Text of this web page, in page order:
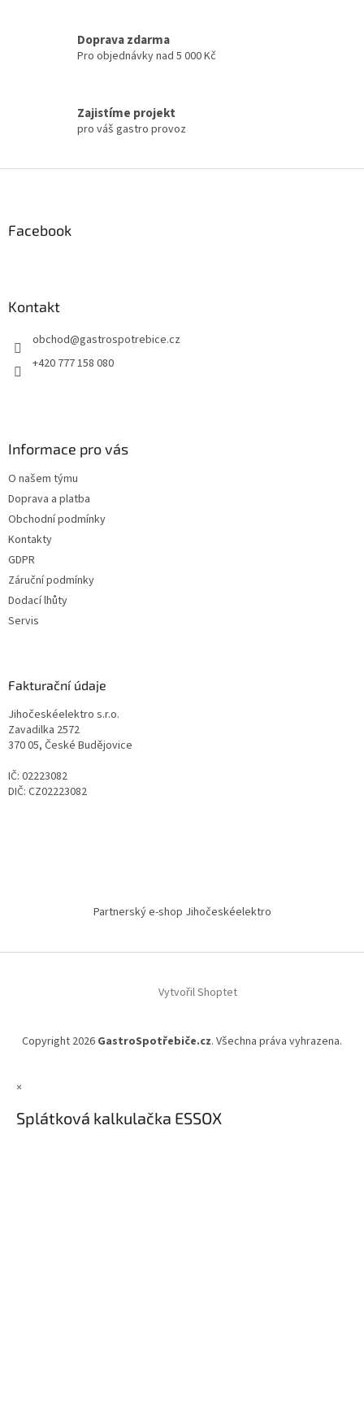
Doprava zdarma
Pro objednávky nad 5 000 Kč
Zajistíme projekt
pro váš gastro provoz
Facebook
Kontakt
obchod@gastrospotrebice.cz
+420 777 158 080
Informace pro vás
O našem týmu
Doprava a platba
Obchodní podmínky
Kontakty
GDPR
Záruční podmínky
Dodací lhůty
Servis
Fakturační údaje
Jihočeskéelektro s.r.o.
Zavadilka 2572
370 05, České Budějovice
IČ: 02223082
DIČ: CZ02223082
Partnerský e-shop Jihočeskéelektro
Vytvořil Shoptet
Copyright 2026 GastroSpotřebiče.cz. Všechna práva vyhrazena.
×
Splátková kalkulačka ESSOX